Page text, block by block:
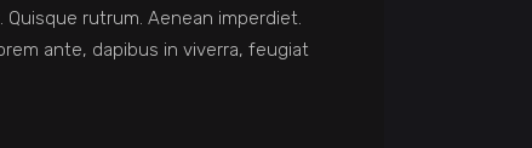
rutrum. Aenean imperdiet.
ante, dapibus in viverra, feugiat